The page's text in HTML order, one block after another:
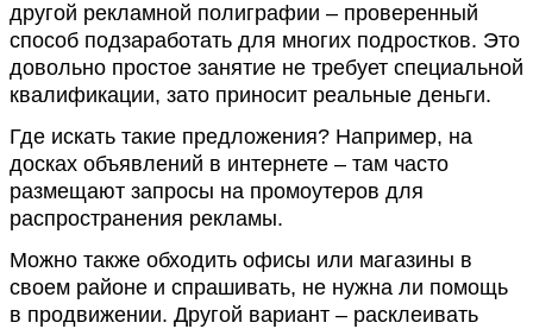
другой рекламной полиграфии – проверенный
способ подзаработать для многих подростков. Это
довольно простое занятие не требует специальной
квалификации, зато приносит реальные деньги.
Где искать такие предложения? Например, на
досках объявлений в интернете – там часто
размещают запросы на промоутеров для
распространения рекламы.
Можно также обходить офисы или магазины в
своем районе и спрашивать, не нужна ли помощь
в продвижении. Другой вариант – расклеивать